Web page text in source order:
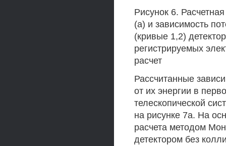
Рисунок 6.
(а) и зависимость
(кривые 1,2)
регистрируемых
расчет
Рассчитанные
от их энергии в
телескопической
на рисунке 7а. На
расчета методом
детектором без